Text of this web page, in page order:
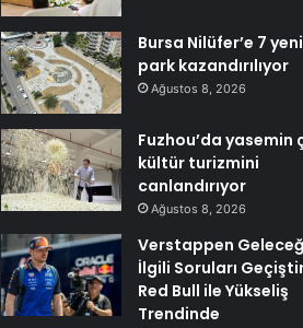
Bursa Nilüfer’e 7 yeni
park kazandırılıyor
Ağustos 8, 2026
Fuzhou’da yasemin
kültür turizmini
canlandırıyor
Ağustos 8, 2026
Verstappen
İlgili Soruları
Red Bull ile Yükseliş
Trendinde